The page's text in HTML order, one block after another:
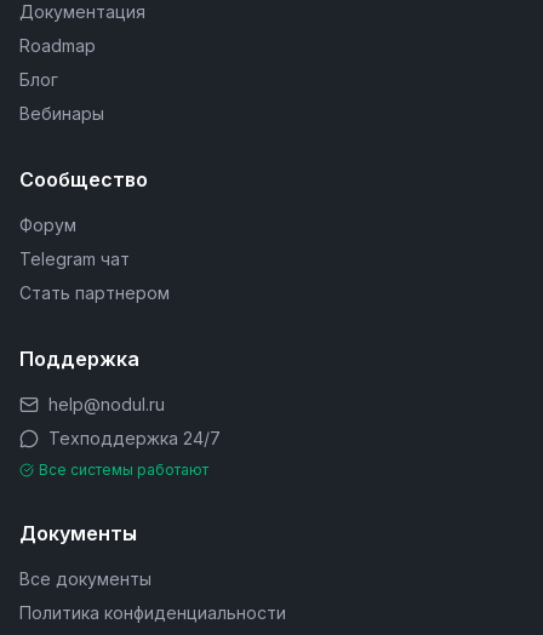
Документация
Roadmap
Блог
Вебинары
Сообщество
Форум
Telegram чат
Стать партнером
Поддержка
help@nodul.ru
Техподдержка 24/7
Все системы работают
Документы
Все документы
Политика конфиденциальности